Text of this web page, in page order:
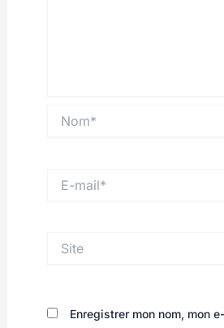
mail*
Enregistrer mon nom, mon